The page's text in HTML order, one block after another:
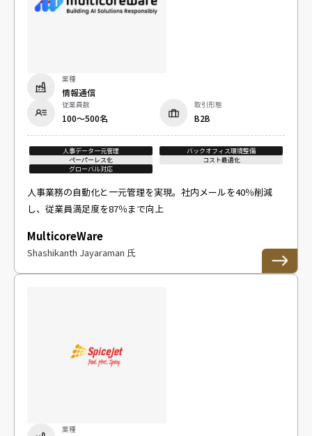
業種
情報通信
従業員数
100～500名
取引形態
B2B
人事データ一元管理
バックオフィス環境整備
ペーパーレス化
コスト最適化
グローバル対応
人事業務の自動化と一元管理を実現。社内メールを40％削減
し、従業員満足度を87％まで向上
MulticoreWare
Shashikanth Jayaraman 氏
業種